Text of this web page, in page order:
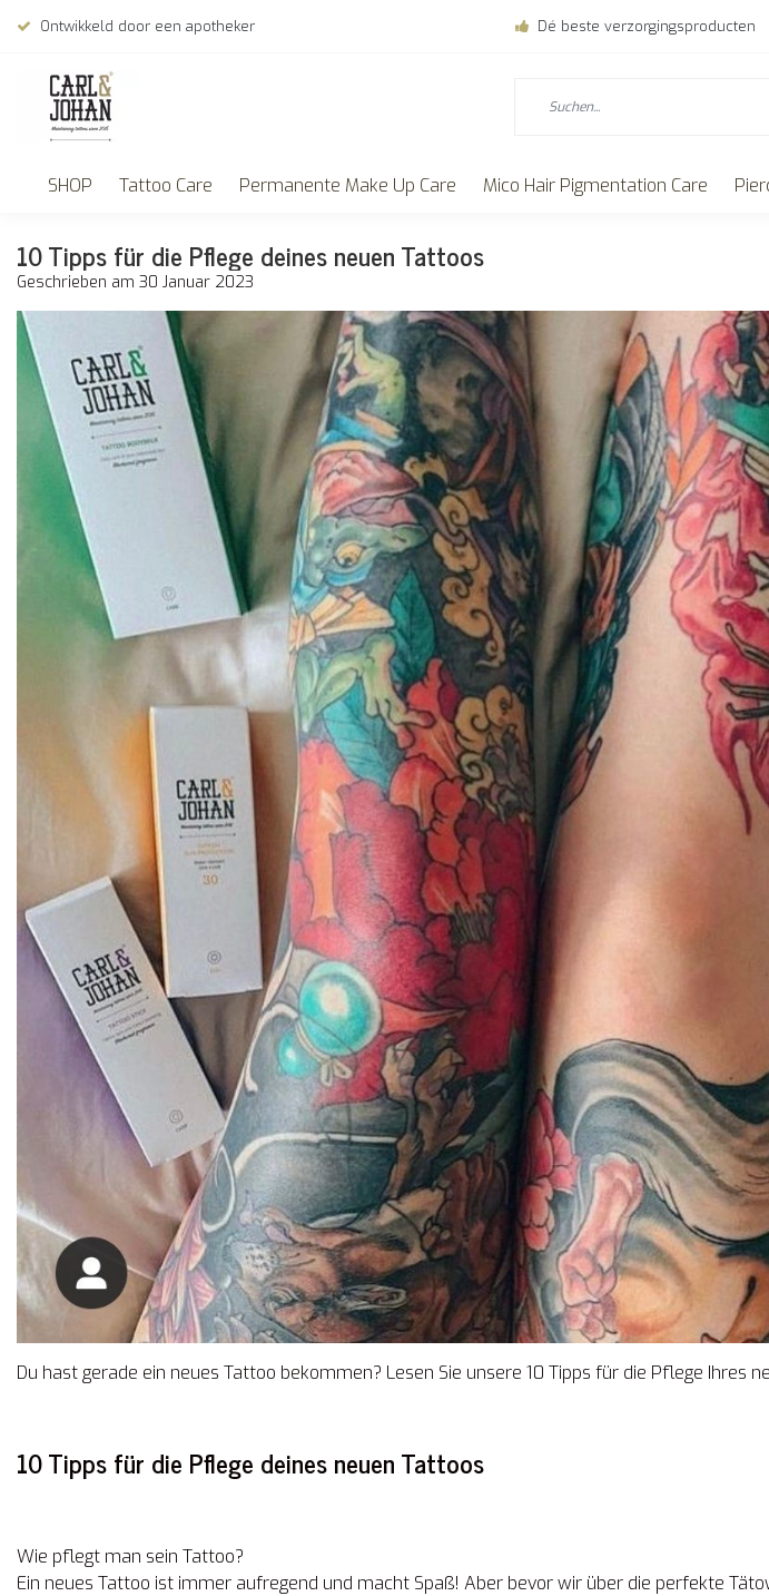
Ontwikkeld door een apotheker Dé beste verzorgingsproducten
SHOP Tattoo Care Permanente Make Up Care Mico Hair Pigmentation Care
10 Tipps für die Pflege deines neuen Tattoos
Geschrieben am 30 Januar 2023
Du hast gerade ein neues Tattoo bekommen? Lesen Sie unsere 10 Tipps für die Pflege Ihres
10 Tipps für die Pflege deines neuen Tattoos
Wie pflegt man sein Tattoo?
Ein neues Tattoo ist immer aufregend und macht Spaß! Aber bevor wir über die perfekte